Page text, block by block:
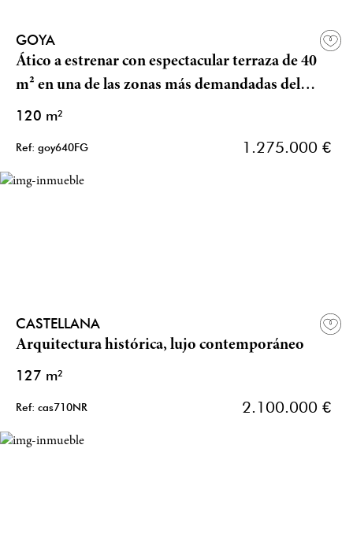
GOYA
Ático a estrenar con espectacular terraza de 40
m² en una de las zonas más demandadas del
Barrio de Salamanca
120 m²
Ref: goy640FG 1.275.000 €
CASTELLANA
Arquitectura histórica, lujo contemporáneo
127 m²
Ref: cas710NR 2.100.000 €